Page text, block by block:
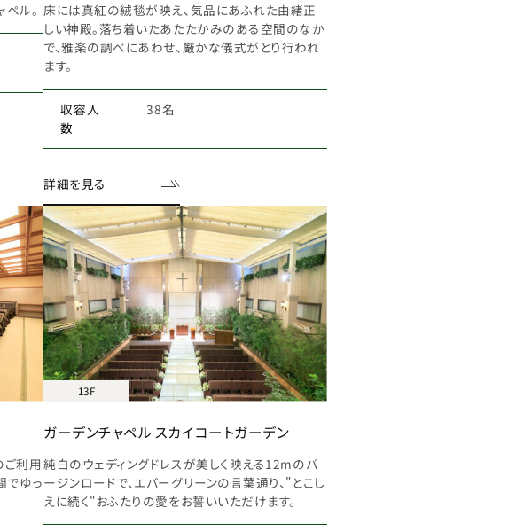
ル。 床には真紅の絨毯が映え、気品にあふれた由緒正
しい神殿。落ち着いたあたたかみのある空間のなか
で、雅楽の調べにあわせ、厳かな儀式がとり行われ
ます。
収容人
数
38名
詳細を見る
利用
でゆっ
ガーデンチャペル スカイコートガーデン
純白のウェディングドレスが美しく映える12mのバ
ージンロードで、エバーグリーンの言葉通り、"とこし
えに続く"おふたりの愛をお誓いいただけます。
13F